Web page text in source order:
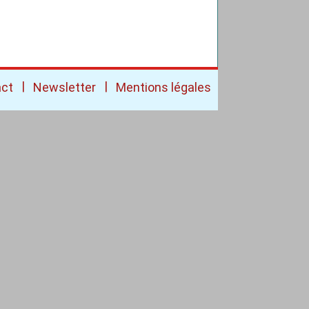
| Newsletter | Mentions légales